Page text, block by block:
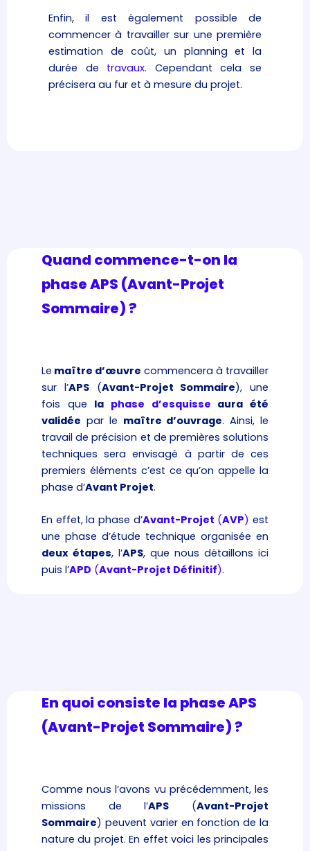
Enfin, il est également possible de
commencer à travailler sur une première
estimation de coût, un planning et la
durée de travaux. Cependant cela se
précisera au fur et à mesure du projet.
Quand commence-t-on la
phase APS (Avant-Projet
Sommaire) ?
Le maître d’œuvre commencera à travailler
sur l’APS(Avant-Projet Sommaire), une
fois que la phase d’esquisse aura été
validée par le maître d’ouvrage. Ainsi, le
travail de précision et de premières solutions
techniques sera envisagé à partir de ces
premiers éléments c’est ce qu’on appelle la
phase d’Avant Projet.
En effet, la phase d’Avant-Projet (AVP) est
une phase d’étude technique organisée en
deux étapes, l’APS, que nous détaillons ici
puis l’APD (Avant-Projet Définitif).
En quoi consiste la phase APS
(Avant-Projet Sommaire) ?
Comme nous l’avons vu précédemment, les
missions de l’APS (Avant-Projet
Sommaire) peuvent varier en fonction de la
nature du projet. En effet voici les principales